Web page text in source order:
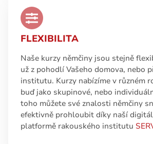
FLEXIBILITA
Naše kurzy němčiny jsou stejně
už z pohodlí Vašeho domova, nebo
institutu. Kurzy nabízíme v různém
buď jako skupinové, nebo
toho můžete své znalosti němčiny
efektivně prohloubit díky naší
platformě rakouského institutu